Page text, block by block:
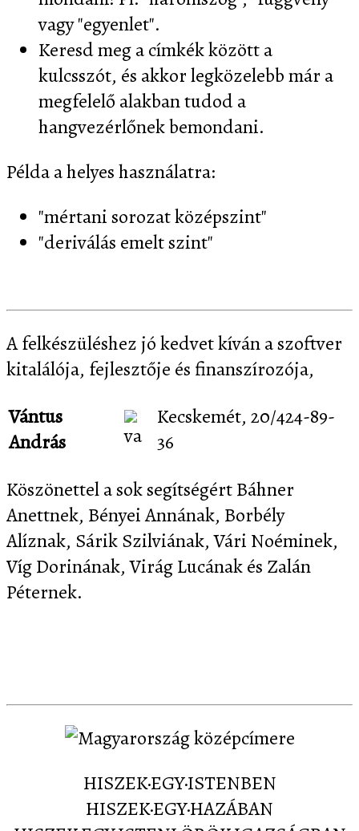
vagy "egyenlet".
Keresd meg a címkék között a
kulcsszót, és akkor legközelebb már a
megfelelő alakban tudod a
hangvezérlőnek bemondani.
Példa a helyes használatra:
"mértani sorozat középszint"
"deriválás emelt szint"
A felkészüléshez jó kedvet kíván a szoftver
kitalálója, fejlesztője és finanszírozója,
Vántus
András
Kecskemét, 20/424-89-
36
Köszönettel a sok segítségért Báhner
Anettnek, Bényei Annának, Borbély
Alíznak, Sárik Szilviának, Vári Noéminek,
Víg Dorinának, Virág Lucának és Zalán
Péternek.
HISZEK·EGY·ISTENBEN
HISZEK·EGY·HAZÁBAN